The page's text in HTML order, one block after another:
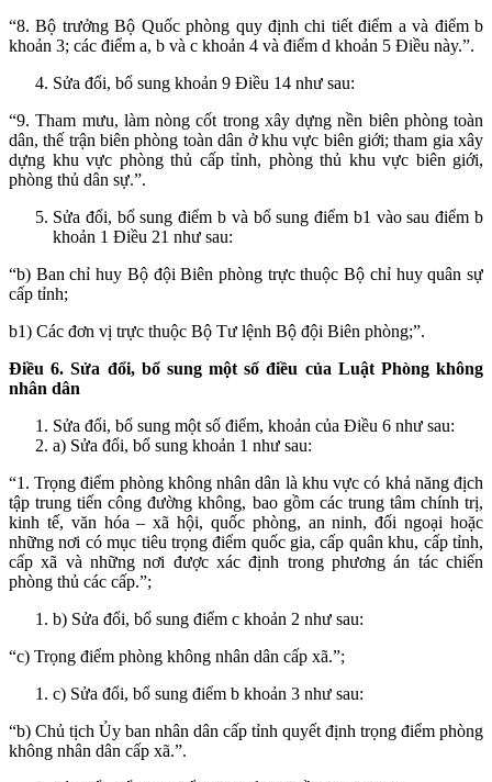
“8. Bộ trưởng Bộ Quốc phòng quy định chi tiết điểm a và điểm b
khoản 3; các điểm a, b và c khoản 4 và điểm d khoản 5 Điều này.”.
Sửa đổi, bổ sung khoản 9 Điều 14 như sau:
“9. Tham mưu, làm nòng cốt trong xây dựng nền biên phòng toàn
dân, thế trận biên phòng toàn dân ở khu vực biên giới; tham gia xây
dựng khu vực phòng thủ cấp tỉnh, phòng thủ khu vực biên giới,
phòng thủ dân sự.”.
Sửa đổi, bổ sung điểm b và bổ sung điểm b1 vào sau điểm b
khoản 1 Điều 21 như sau:
“b) Ban chỉ huy Bộ đội Biên phòng trực thuộc Bộ chỉ huy quân sự
cấp tỉnh;
b1) Các đơn vị trực thuộc Bộ Tư lệnh Bộ đội Biên phòng;”.
Điều 6. Sửa đổi, bổ sung một số điều của Luật Phòng không
nhân dân
Sửa đổi, bổ sung một số điểm, khoản của Điều 6 như sau:
a) Sửa đổi, bổ sung khoản 1 như sau:
“1. Trọng điểm phòng không nhân dân là khu vực có khả năng địch
tập trung tiến công đường không, bao gồm các trung tâm chính trị,
kinh tế, văn hóa – xã hội, quốc phòng, an ninh, đối ngoại hoặc
những nơi có mục tiêu trọng điểm quốc gia, cấp quân khu, cấp tỉnh,
cấp xã và những nơi được xác định trong phương án tác chiến
phòng thủ các cấp.”;
b) Sửa đổi, bổ sung điểm c khoản 2 như sau:
“c) Trọng điểm phòng không nhân dân cấp xã.”;
c) Sửa đổi, bổ sung điểm b khoản 3 như sau:
“b) Chủ tịch Ủy ban nhân dân cấp tỉnh quyết định trọng điểm phòng
không nhân dân cấp xã.”.